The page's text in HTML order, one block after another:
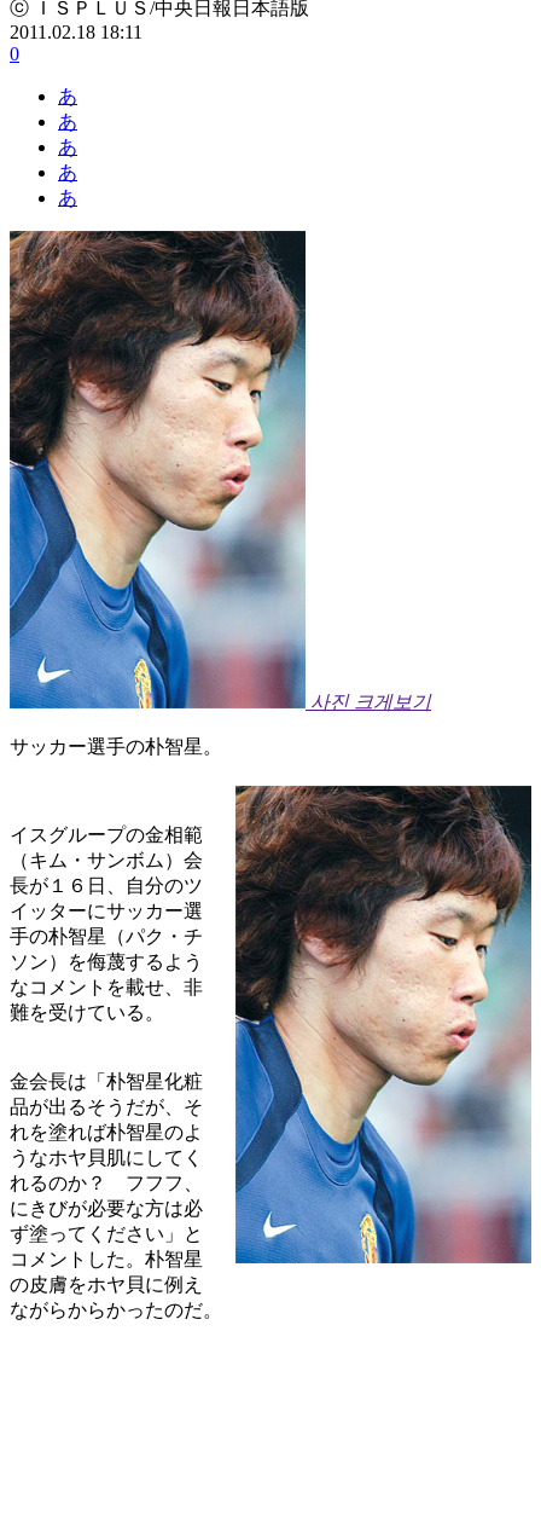
ⓒ ＩＳＰＬＵＳ/中央日報日本語版
2011.02.18 18:11
0
あ
あ
あ
あ
あ
사진 크게보기
サッカー選手の朴智星。
イスグループの金相範
（キム・サンボム）会
長が１６日、自分のツ
イッターにサッカー選
手の朴智星（パク・チ
ソン）を侮蔑するよう
なコメントを載せ、非
難を受けている。
金会長は「朴智星化粧
品が出るそうだが、そ
れを塗れば朴智星のよ
うなホヤ貝肌にしてく
れるのか？ フフフ、
にきびが必要な方は必
ず塗ってください」と
コメントした。朴智星
の皮膚をホヤ貝に例え
ながらからかったのだ。